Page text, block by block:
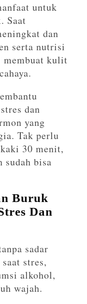
untuk
Saat
dan
serta nutrisi
kulit
dan
yang
Tak perlu
30 menit,
sudah bisa
Buruk
Dan
sadar
stres,
alkohol,
wajah.